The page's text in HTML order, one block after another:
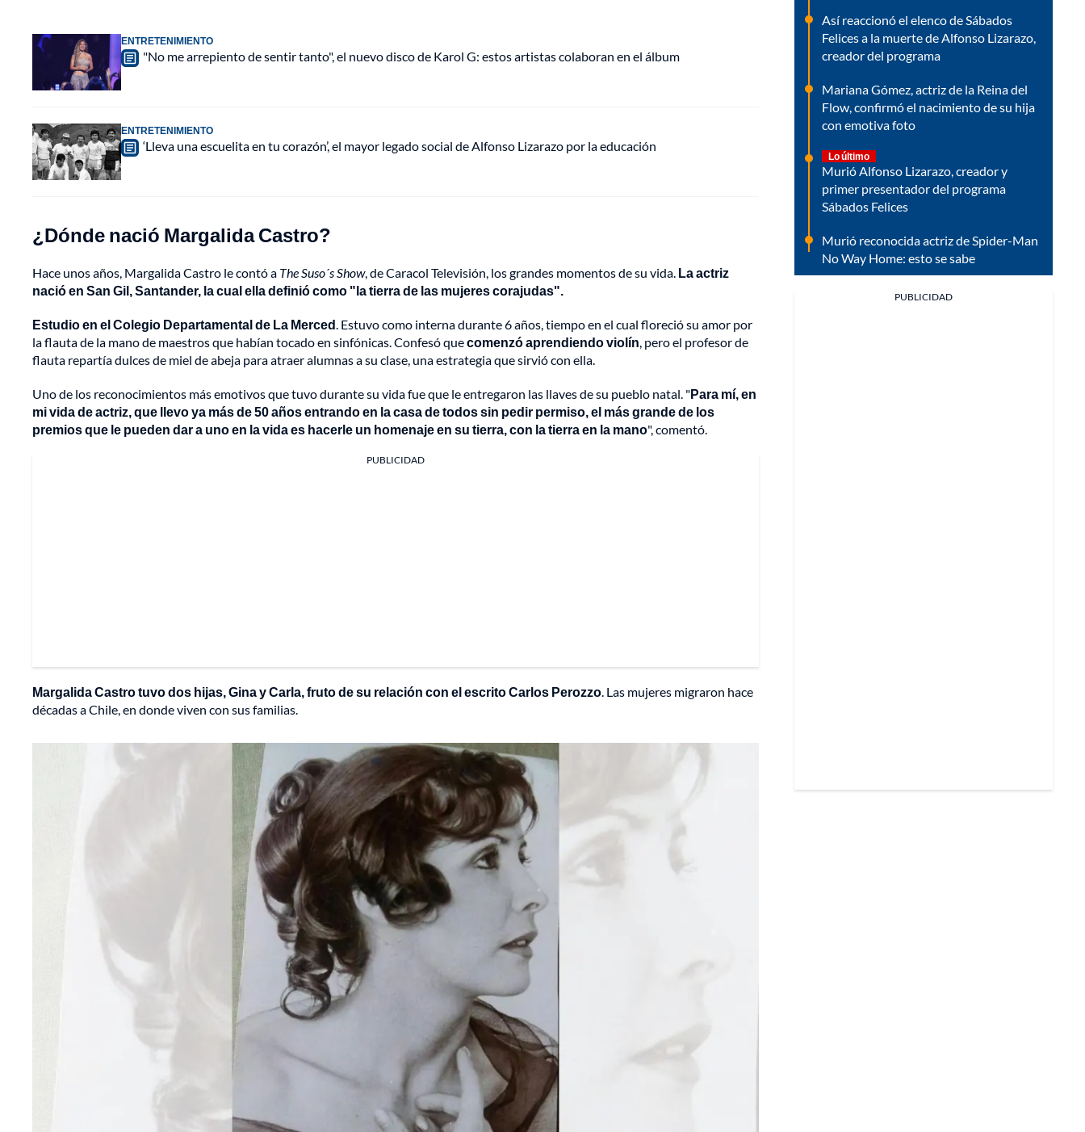
ENTRETENIMIENTO
"No me arrepiento de sentir tanto", el nuevo disco de Karol G: estos artistas colaboran en el álbum
ENTRETENIMIENTO
‘Lleva una escuelita en tu corazón’, el mayor legado social de Alfonso Lizarazo por la educación
¿Dónde nació Margalida Castro?
Hace unos años, Margalida Castro le contó a The Suso´s Show, de Caracol Televisión, los grandes momentos de su vida. La actriz
nació en San Gil, Santander, la cual ella definió como "la tierra de las mujeres corajudas".
Estudio en el Colegio Departamental de La Merced. Estuvo como interna durante 6 años, tiempo en el cual floreció su amor por
la flauta de la mano de maestros que habían tocado en sinfónicas. Confesó quecomenzó aprendiendo violín, pero el profesor de
flauta repartía dulces de miel de abeja para atraer alumnas a su clase, una estrategia que sirvió con ella.
Uno de los reconocimientos más emotivos que tuvo durante su vida fue que le entregaron las llaves de su pueblo natal. "Para mí, en
mi vida de actriz, que llevo ya más de 50 años entrando en la casa de todos sin pedir permiso, el más grande de los
premios que le pueden dar a uno en la vida es hacerle un homenaje en su tierra, con la tierra en la mano", comentó.
PUBLICIDAD
Margalida Castro tuvo dos hijas, Gina y Carla, fruto de su relación con el escrito Carlos Perozzo. Las mujeres migraron hace
décadas a Chile, en donde viven con sus familias.
Así reaccionó el elenco de Sábados
Felices a la muerte de Alfonso Lizarazo,
creador del programa
Mariana Gómez, actriz de la Reina del
Flow, confirmó el nacimiento de su hija
con emotiva foto
Lo último
Murió Alfonso Lizarazo, creador y
primer presentador del programa
Sábados Felices
Murió reconocida actriz de Spider-Man
No Way Home: esto se sabe
PUBLICIDAD